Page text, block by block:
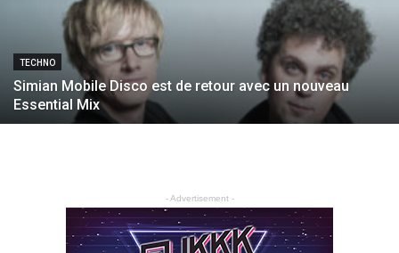
TECHNO
Simian Mobile Disco est de retour avec un nouveau
Essential Mix
- Advertisement -